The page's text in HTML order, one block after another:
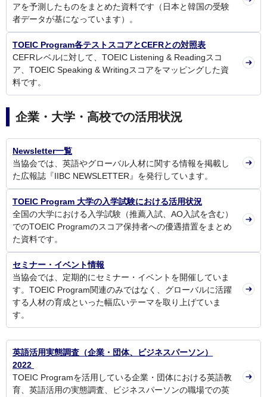
アを予測したものをまとめた資料です（日本と韓国の受験
者データが基になっています）。
TOEIC Program各テストスコアとCEFRとの対照表
CEFRレベルに対して、TOEIC Listening & Readingスコ
ア、TOEIC Speaking & Writingスコアをマッピングした資
料です。
企業・大学・高校での活用状況
Newsletter一覧
当協会では、英語やグローバル人材に関する情報を掲載し
た広報誌『IIBC NEWSLETTER』を発行しています。
TOEIC Program 大学の入学試験における活用状況
全国の大学における入学試験（推薦入試、AO入試を含む）
でのTOEIC Programのスコア保持者への優遇措置をまとめ
た資料です。
セミナー・イベント情報
当協会では、定期的にセミナー・イベントを開催していま
す。TOEIC Program関連のみではなく、グローバルに活躍
する人材の育成といった幅広いテーマを取り上げていま
す。
英語活用実態調査（企業・団体、ビジネスパーソン）
2022
TOEIC Programを活用している企業・団体における英語教
育、英語活用の実態調査、ビジネスパーソンの職場での英